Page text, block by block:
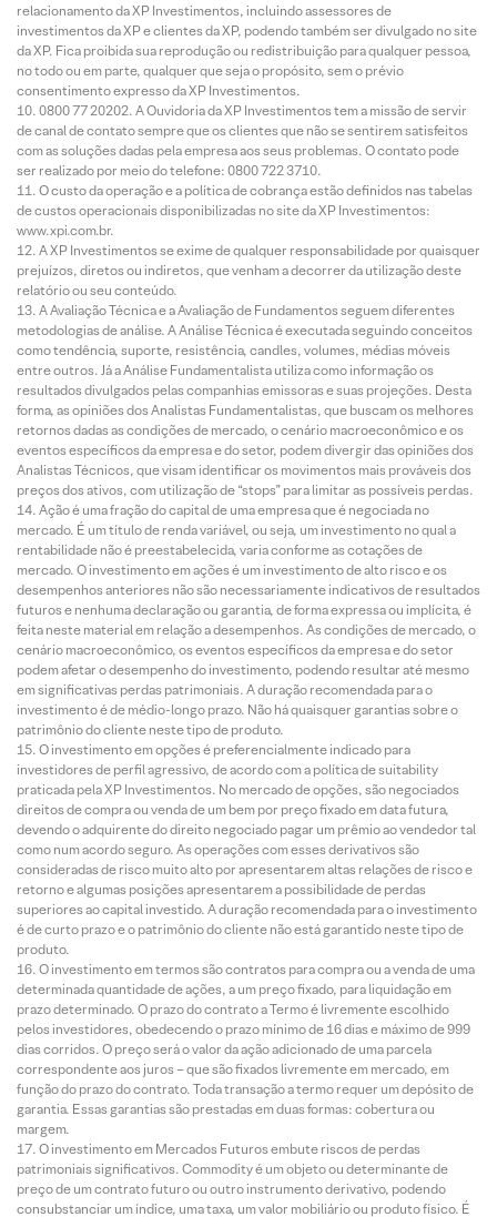
relacionamento da XP Investimentos, incluindo assessores de
investimentos da XP e clientes da XP, podendo também ser divulgado no site
da XP. Fica proibida sua reprodução ou redistribuição para qualquer pessoa,
no todo ou em parte, qualquer que seja o propósito, sem o prévio
consentimento expresso da XP Investimentos.
0800 77 20202. A Ouvidoria da XP Investimentos tem a missão de servir
de canal de contato sempre que os clientes que não se sentirem satisfeitos
com as soluções dadas pela empresa aos seus problemas. O contato pode
ser realizado por meio do telefone: 0800 722 3710.
O custo da operação e a política de cobrança estão definidos nas tabelas
de custos operacionais disponibilizadas no site da XP Investimentos:
www.xpi.com.br.
A XP Investimentos se exime de qualquer responsabilidade por quaisquer
prejuízos, diretos ou indiretos, que venham a decorrer da utilização deste
relatório ou seu conteúdo.
A Avaliação Técnica e a Avaliação de Fundamentos seguem diferentes
metodologias de análise. A Análise Técnica é executada seguindo conceitos
como tendência, suporte, resistência, candles, volumes, médias móveis
entre outros. Já a Análise Fundamentalista utiliza como informação os
resultados divulgados pelas companhias emissoras e suas projeções. Desta
forma, as opiniões dos Analistas Fundamentalistas, que buscam os melhores
retornos dadas as condições de mercado, o cenário macroeconômico e os
eventos específicos da empresa e do setor, podem divergir das opiniões dos
Analistas Técnicos, que visam identificar os movimentos mais prováveis dos
preços dos ativos, com utilização de “stops” para limitar as possíveis perdas.
Ação é uma fração do capital de uma empresa que é negociada no
mercado. É um título de renda variável, ou seja, um investimento no qual a
rentabilidade não é preestabelecida, varia conforme as cotações de
mercado. O investimento em ações é um investimento de alto risco e os
desempenhos anteriores não são necessariamente indicativos de resultados
futuros e nenhuma declaração ou garantia, de forma expressa ou implícita, é
feita neste material em relação a desempenhos. As condições de mercado, o
cenário macroeconômico, os eventos específicos da empresa e do setor
podem afetar o desempenho do investimento, podendo resultar até mesmo
em significativas perdas patrimoniais. A duração recomendada para o
investimento é de médio-longo prazo. Não há quaisquer garantias sobre o
patrimônio do cliente neste tipo de produto.
O investimento em opções é preferencialmente indicado para
investidores de perfil agressivo, de acordo com a política de suitability
praticada pela XP Investimentos. No mercado de opções, são negociados
direitos de compra ou venda de um bem por preço fixado em data futura,
devendo o adquirente do direito negociado pagar um prêmio ao vendedor tal
como num acordo seguro. As operações com esses derivativos são
consideradas de risco muito alto por apresentarem altas relações de risco e
retorno e algumas posições apresentarem a possibilidade de perdas
superiores ao capital investido. A duração recomendada para o investimento
é de curto prazo e o patrimônio do cliente não está garantido neste tipo de
produto.
O investimento em termos são contratos para compra ou a venda de uma
determinada quantidade de ações, a um preço fixado, para liquidação em
prazo determinado. O prazo do contrato a Termo é livremente escolhido
pelos investidores, obedecendo o prazo mínimo de 16 dias e máximo de 999
dias corridos. O preço será o valor da ação adicionado de uma parcela
correspondente aos juros – que são fixados livremente em mercado, em
função do prazo do contrato. Toda transação a termo requer um depósito de
garantia. Essas garantias são prestadas em duas formas: cobertura ou
margem.
O investimento em Mercados Futuros embute riscos de perdas
patrimoniais significativos. Commodity é um objeto ou determinante de
preço de um contrato futuro ou outro instrumento derivativo, podendo
consubstanciar um índice, uma taxa, um valor mobiliário ou produto físico. É